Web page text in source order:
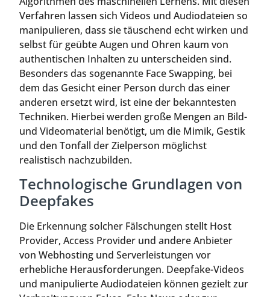
Verfahren lassen sich Videos und Audiodateien so
manipulieren, dass sie täuschend echt wirken und
selbst für geübte Augen und Ohren kaum von
authentischen Inhalten zu unterscheiden sind.
Besonders das sogenannte Face Swapping, bei
dem das Gesicht einer Person durch das einer
anderen ersetzt wird, ist eine der bekanntesten
Techniken. Hierbei werden große Mengen an Bild-
und Videomaterial benötigt, um die Mimik, Gestik
und den Tonfall der Zielperson möglichst
realistisch nachzubilden.
Technologische Grundlagen von
Deepfakes
Die Erkennung solcher Fälschungen stellt Host
Provider, Access Provider und andere Anbieter
von Webhosting und Serverleistungen vor
erhebliche Herausforderungen. Deepfake-Videos
und manipulierte Audiodateien können gezielt zur